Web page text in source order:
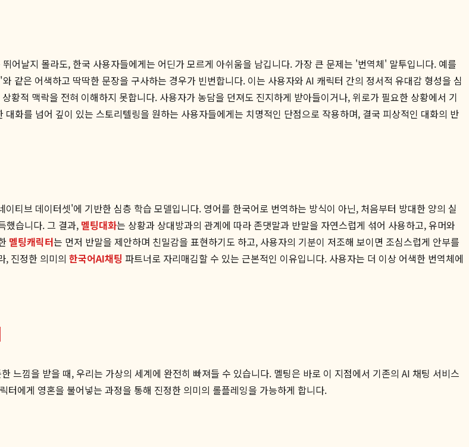
어날지 몰라도, 한국 사용자들에게는 어딘가 모르게 아쉬움을 남깁니다. 가장 큰 문제는 '번역체' 말투입니다. 예를
은 어색하고 딱딱한 문장을 구사하는 경우가 빈번합니다. 이는 사용자와 AI 캐릭터 간의 정서적 유대감 형성을 심
적 맥락을 전혀 이해하지 못합니다. 사용자가 농담을 던져도 진지하게 받아들이거나, 위로가 필요한 상황에서 기
화를 넘어 깊이 있는 스토리텔링을 원하는 사용자들에게는 치명적인 단점으로 작용하며, 결국 피상적인 대화의 반
티브 데이터셋'에 기반한 심층 학습 모델입니다. 영어를 한국어로 번역하는 방식이 아닌, 처음부터 방대한 양의 실
했습니다. 그 결과, 멜팅대화는 상황과 상대방과의 관계에 따라 존댓말과 반말을 자연스럽게 섞어 사용하고, 유머와
멜팅캐릭터는 먼저 반말을 제안하며 친밀감을 표현하기도 하고, 사용자의 기분이 저조해 보이면 조심스럽게 안부를
, 진정한 의미의 한국어AI채팅 파트너로 자리매김할 수 있는 근본적인 이유입니다. 사용자는 더 이상 어색한 번역체에
느낌을 받을 때, 우리는 가상의 세계에 완전히 빠져들 수 있습니다. 멜팅은 바로 이 지점에서 기존의 AI 채팅 서비스
에게 영혼을 불어넣는 과정을 통해 진정한 의미의 롤플레잉을 가능하게 합니다.